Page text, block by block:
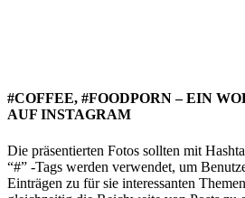
#COFFEE, #FOODPORN – EIN
AUF INSTAGRAM
Die präsentierten Fotos sollten mit
“#” -Tags werden verwendet, um
Einträgen zu für sie interessanten